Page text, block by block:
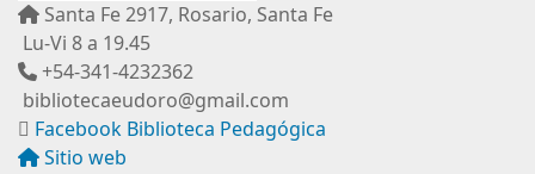
Santa Fe 2917, Rosario, Santa Fe
Lu-Vi 8 a 19.45
+54-341-4232362
bibliotecaeudoro@gmail.com
Facebook Biblioteca Pedagógica
Sitio web